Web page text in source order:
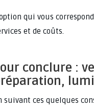
qui vous
et de coûts.
conclure :
suivant ces quelques